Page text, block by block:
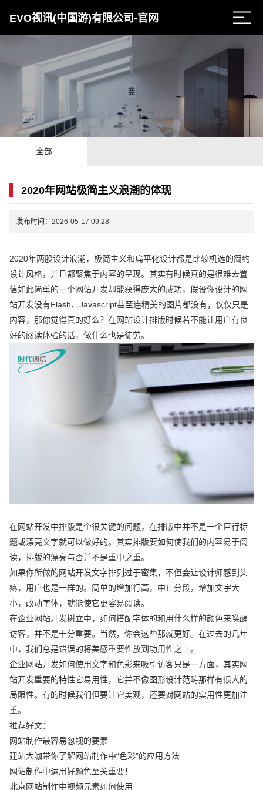
EVO视讯(中国游)有限公司-官网
全部
2020年网站极简主义浪潮的体现
发布时间：2026-05-17 09:28
2020年两股设计浪潮，极简主义和扁平化设计都是比较机选的简约
设计风格，并且都聚焦于内容的呈现。其实有时候真的是很难去置
信如此简单的一个网站开发却能获得庞大的成功，假设你设计的网
站开发没有Flash、Javascript甚至连精美的图片都没有，仅仅只是
内容，那你觉得真的好么？在网站设计排版时候若不能让用户有良
好的阅读体验的话，做什么也是徒劳。
在网站开发中排版是个很关键的问题，在排版中并不是一个巨行标
题或漂亮文字就可以做好的。其实排版要如何使我们的内容易于阅
读，排版的漂亮与否并不是重中之重。
如果你所做的网站开发文字排列过于密集，不但会让设计师感到头
疼，用户也是一样的。简单的增加行高，中止分段，增加文字大
小，改动字体，就能使它更容易阅读。
在企业网站开发树立中，如何搭配字体的和用什么样的颜色来唤醒
访客，并不是十分重要。当然，你会这些那就更好。在过去的几年
中，我们总是错误的将美感重要性放到功用性之上。
企业网站开发如何使用文字和色彩来吸引访客只是一方面，其实网
站开发重要的特性它易用性，它并不像图形设计范畴那样有很大的
局限性。有的时候我们但要让它美观，还要对网站的实用性更加注
重。
推荐好文：
网站制作最容易忽视的要素
建站大咖带你了解网站制作中“色彩”的应用方法
网站制作中运用好颜色至关重要！
北京网站制作中视频元素如何使用